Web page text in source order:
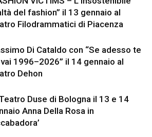
del fashion” il 13 gennaio al
Filodrammatici di Piacenza
Di Cataldo con “Se adesso te
1996–2026” il 14 gennaio al
Dehon
Duse di Bologna il 13 e 14
Anna Della Rosa in